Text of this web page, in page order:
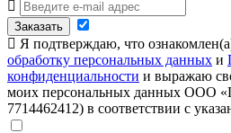
Заказать
Я подтверждаю, что
обработку персональных данных и
конфиденциальности и выражаю
моих персональных данных ООО
7714462412) в соответствии с